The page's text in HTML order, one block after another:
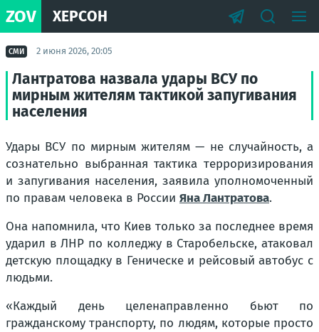
ZOV ХЕРСОН
СМИ 2 июня 2026, 20:05
Лантратова назвала удары ВСУ по
мирным жителям тактикой запугивания
населения
Удары ВСУ по мирным жителям — не случайность, а
сознательно выбранная тактика терроризирования
и запугивания населения, заявила уполномоченный
по правам человека в России Яна Лантратова.
Она напомнила, что Киев только за последнее время
ударил в ЛНР по колледжу в Старобельске, атаковал
детскую площадку в Геническе и рейсовый автобус с
людьми.
«Каждый день целенаправленно бьют по
гражданскому транспорту, по людям, которые просто